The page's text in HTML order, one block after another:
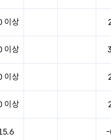
이상
이상
이상
이상
-